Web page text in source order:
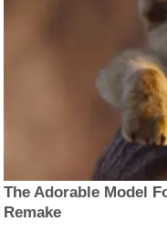
The Adorable Model
Remake